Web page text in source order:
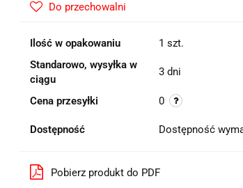
Do przechowalni
Ilość w opakowaniu
1 szt.
Standarowo, wysyłka w
ciągu
3 dni
Cena przesyłki 0
Dostępność Dostępność
Pobierz produkt do PDF